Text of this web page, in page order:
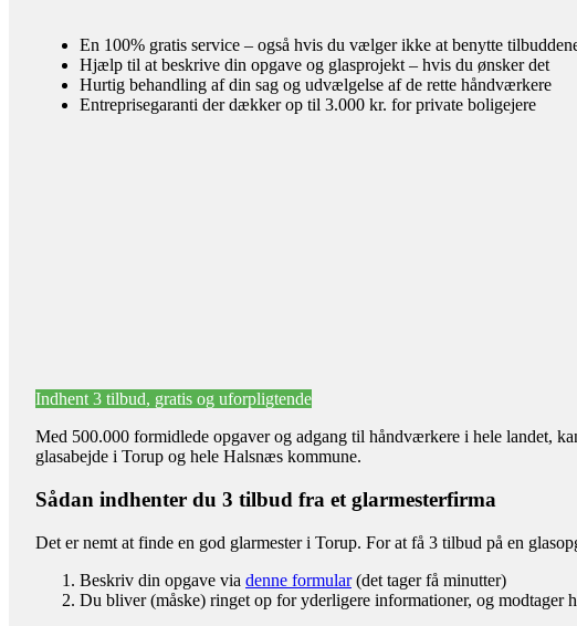
En 100% gratis service – også hvis du vælger ikke at benytte
Hjælp til at beskrive din opgave og glasprojekt – hvis du ønsker det
Hurtig behandling af din sag og udvælgelse af de rette håndværkere
Entreprisegaranti der dækker op til 3.000 kr. for private boligejere
Indhent 3 tilbud, gratis og uforpligtende
Med 500.000 formidlede opgaver og adgang til håndværkere i hele landet,
glasabejde i Torup og hele Halsnæs kommune.
Sådan indhenter du 3 tilbud fra et glarmesterfirma
Det er nemt at finde en god glarmester i Torup. For at få 3 tilbud på en
Beskriv din opgave via denne formular(det tager få minutter)
Du bliver (måske) ringet op for yderligere informationer, og modtager